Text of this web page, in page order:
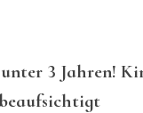
3 Jahren!